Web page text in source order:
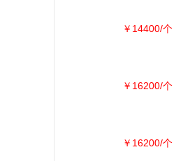
￥14400/个
￥16200/个
￥16200/个